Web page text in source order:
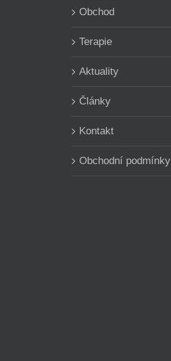
Obchod
Terapie
Aktuality
Články
Kontakt
Obchodní podmínky